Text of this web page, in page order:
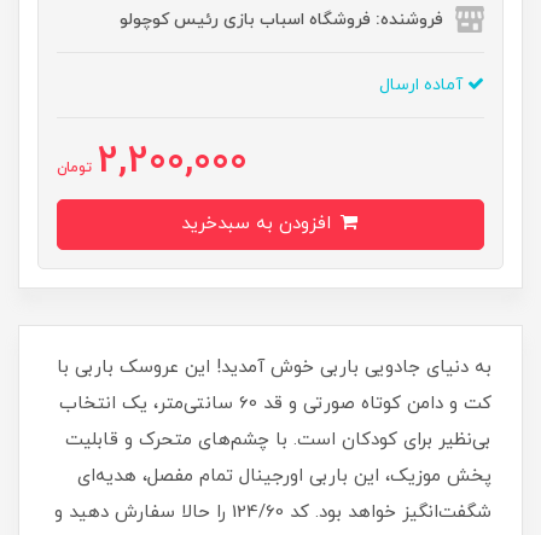
فروشنده: فروشگاه اسباب بازی رئیس کوچولو
آماده ارسال
2,200,000 تومان
به دنیای جادویی باربی خوش آمدید! این عروسک باربی با
کت و دامن کوتاه صورتی و قد 60 سانتی‌متر، یک انتخاب
بی‌نظیر برای کودکان است. با چشم‌های متحرک و قابلیت
پخش موزیک، این باربی اورجینال تمام مفصل، هدیه‌ای
شگفت‌انگیز خواهد بود. کد 124/60 را حالا سفارش دهید و